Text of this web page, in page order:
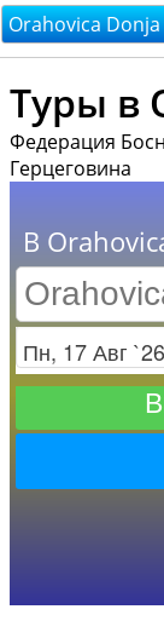
@endsectiom
Orahovica Donja
Туры в
Федерация
Герцеговина
В
Заезд